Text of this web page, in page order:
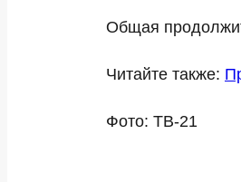
Общая
Читайте также:
Фото: ТВ-21